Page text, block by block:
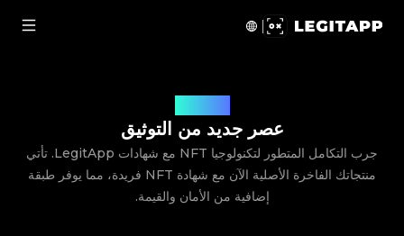
عصر جديد من التوثيق
جرب التكامل المتطور لتكنولوجيا NFT مع شهادات LegitApp. تأتي
منتجاتك الفاخرة الأصلية الآن مع شهادة NFT فريدة، مما يوفر طبقة
إضافية من الأمان والقيمة.